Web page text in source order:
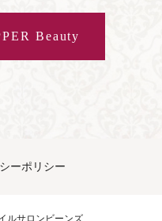
Beauty
ーポリシー
ルサロンビーンズ